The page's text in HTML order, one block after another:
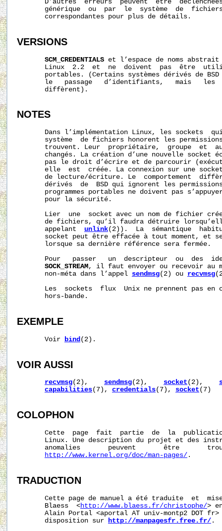
D’autres  erreurs  peuvent  être
générique  ou  par  le  système  de
       correspondantes pour plus de détails.
VERSIONS
SCM_CREDENTIALS et l’espace de noms
Linux  2.2  et  ne  doivent  pas  être
portables. (Certains systèmes dérivés de
le   passage   d’identifiants,   mais   les
       diffèrent).
NOTES
Dans l’implémentation Linux, les sockets
système  de fichiers honorent les
trouvent. Leur  propriétaire,  groupe  et
changés. La création d’une nouvelle socket
pas le droit d’écrire et de parcourir
elle  est  créée. La connexion sur une
de lecture/écriture. Le  comportement
dérivés  de  BSD qui ignorent les
programmes portables ne doivent pas
       pour la sécurité.
Lier  une  socket avec un nom de fichier
de fichiers, qu’il faudra détruire
       appelant
unlink(2)).  La  sémantique
socket peut être effacée à tout moment, et
       lorsque sa dernière référence sera fermée.
Pour   passer   un  descripteur  ou  des
SOCK_STREAM, il faut envoyer ou recevoir au
       non-méta dans l’appel
sendmsg(2) ou recvmsg
Les  sockets  flux  Unix ne prennent pas en
       hors-bande.
EXEMPLE
       Voir
bind (2).
VOIR AUSSI
recvmsg(2), sendmsg(2), socket (2),
capabilities(7), credentials(7), socket (7)
COLOPHON
Cette  page  fait  partie  de  la
Linux. Une description du projet et des
anomalies       peuvent       être
http://www.kernel.org/doc/man-pages/ .
TRADUCTION
Cette page de manuel a été traduite  et
       Blaess  <
http://www.blaess.fr/christophe/>
Alain Portal <aportal AT univ-montp2 DOT
       disposition sur
http://manpagesfr.free.fr/ .